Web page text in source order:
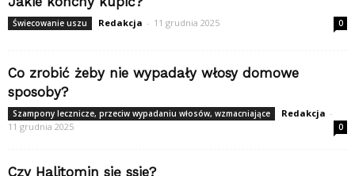
Świecowanie uszu Redakcja - 11 grudnia 2025 0
Co zrobić żeby nie wypadały włosy domowe
sposoby?
Szampony lecznicze, przeciw wypadaniu włosów, wzmacniające Redakcja -
11 grudnia 2025
0
Czy Halitomin się ssie?